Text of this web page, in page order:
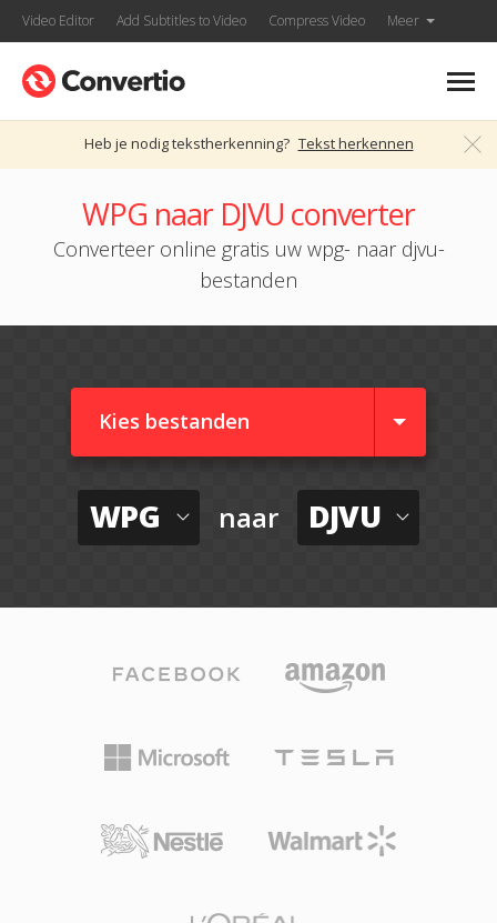
Video Editor Add Subtitles to Video Compress Video Meer
Heb je nodig tekstherkenning? Tekst herkennen
WPG naar DJVU converter
Converteer online gratis uw wpg- naar djvu-
bestanden
Kies bestanden
WPG naar DJVU